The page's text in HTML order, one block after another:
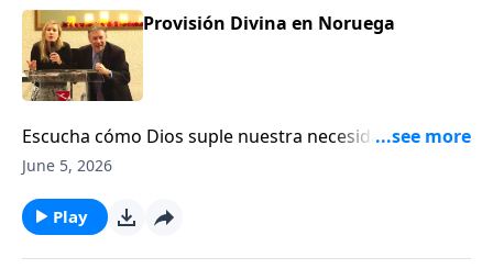
Provisión Divina en Noruega
Escucha cómo Dios suple nuestra necesidad de una
manera inesperada cuando estábamos viajando en la
June 5, 2026
Play